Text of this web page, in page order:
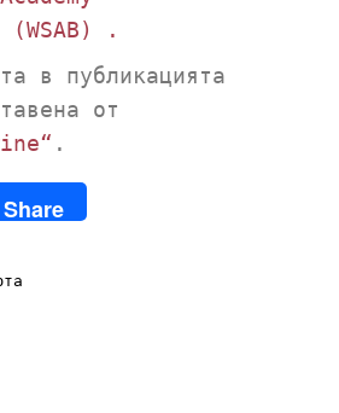
.
в публикацията
от
.
Share